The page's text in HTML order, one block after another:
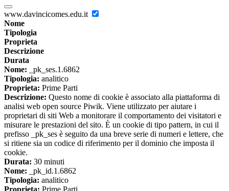
www.davincicomes.edu.it
Nome
Tipologia
Proprieta
Descrizione
Durata
Nome: _pk_ses.1.6862
Tipologia: analitico
Proprieta: Prime Parti
Descrizione: Questo nome di cookie è associato alla piattaforma di
analisi web open source Piwik. Viene utilizzato per aiutare i
proprietari di siti Web a monitorare il comportamento dei visitatori e
misurare le prestazioni del sito. È un cookie di tipo pattern, in cui il
prefisso _pk_ses è seguito da una breve serie di numeri e lettere, che
si ritiene sia un codice di riferimento per il dominio che imposta il
cookie.
Durata: 30 minuti
Nome: _pk_id.1.6862
Tipologia: analitico